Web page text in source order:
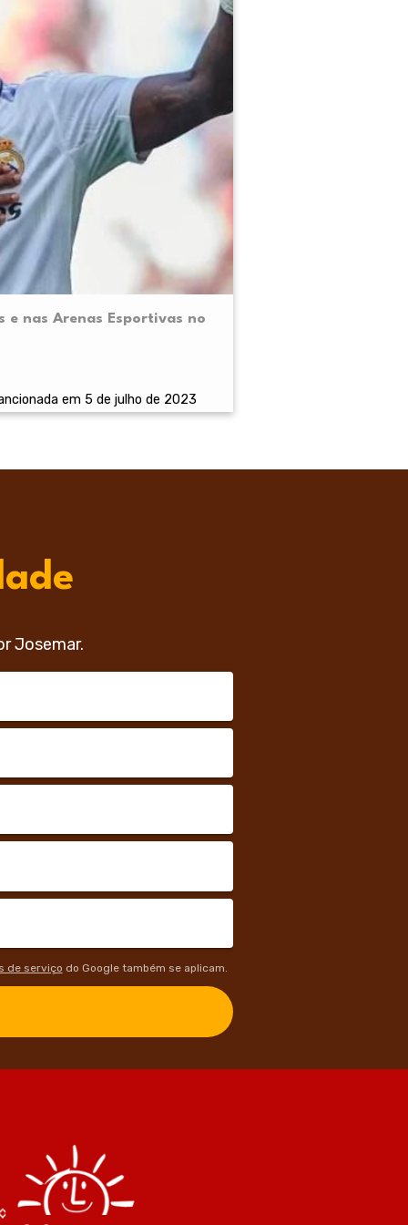
e nas Arenas Esportivas no
em 5 de julho de 2023
Josemar.
de serviço do Google também se aplicam.